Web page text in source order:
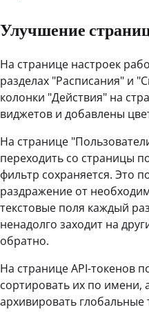
Улучшение
На странице настроек
разделах "Расписания" и
колонки "Действия" на
виджетов и добавлены
На странице
переходить со страницы
фильтр сохраняется. Это
раздражение от
текстовые поля каждый
ненадолго заходит на
обратно.
На странице API-токенов
сортировать их по имени,
архивировать глобальные